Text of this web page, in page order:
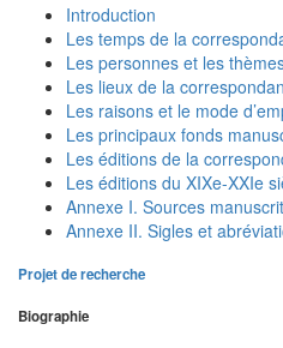
Introduction
Les temps de la
Les personnes et les
Les lieux de la
Les raisons et le mode
Les principaux fonds
Les éditions de la
Les éditions du XIXe-XXIe
Annexe I. Sources
Annexe II. Sigles et
Projet de recherche
Biographie